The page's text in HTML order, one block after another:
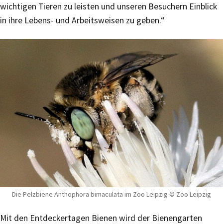
wichtigen Tieren zu leisten und unseren Besuchern Einblick
in ihre Lebens- und Arbeitsweisen zu geben.“
Die Pelzbiene Anthophora bimaculata im Zoo Leipzig © Zoo Leipzig
Mit den Entdeckertagen Bienen wird der Bienengarten